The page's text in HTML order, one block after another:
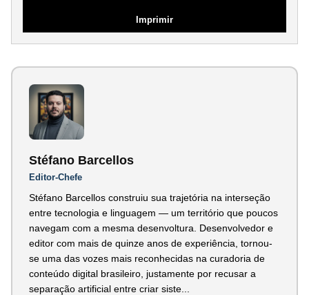
Imprimir
Stéfano Barcellos
Editor-Chefe
Stéfano Barcellos construiu sua trajetória na interseção
entre tecnologia e linguagem — um território que poucos
navegam com a mesma desenvoltura. Desenvolvedor e
editor com mais de quinze anos de experiência, tornou-
se uma das vozes mais reconhecidas na curadoria de
conteúdo digital brasileiro, justamente por recusar a
separação artificial entre criar siste...